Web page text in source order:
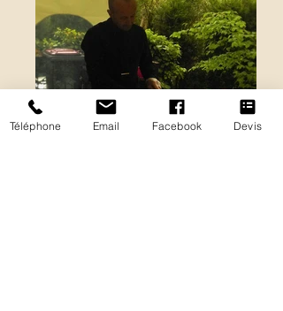
Téléphone Email Facebook Devis